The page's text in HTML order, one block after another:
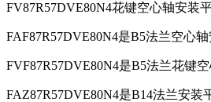
FV87R57DVE80N4花键空心轴安装
FAF87R57DVE80N4是B5法兰空心
FVF87R57DVE80N4是B5法兰花键
FAZ87R57DVE80N4是B14法兰安